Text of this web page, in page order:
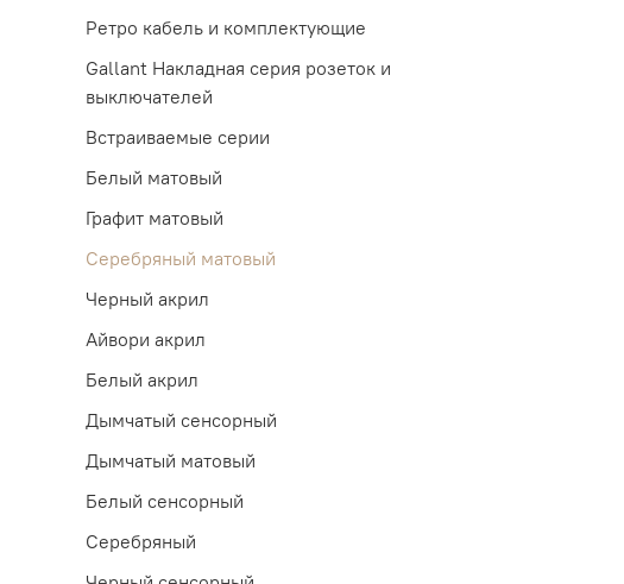
Ретро кабель и комплектующие
Gallant Накладная серия розеток и
выключателей
Встраиваемые серии
Белый матовый
Графит матовый
Серебряный матовый
Черный акрил
Айвори акрил
Белый акрил
Дымчатый сенсорный
Дымчатый матовый
Белый сенсорный
Серебряный